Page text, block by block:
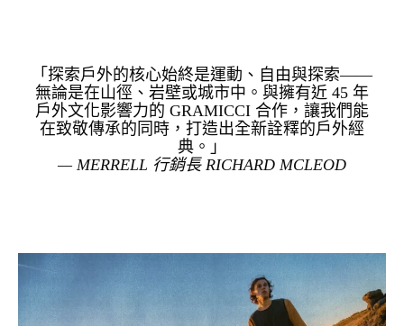
「探索戶外的核心始終是運動、自由與探索——
無論是在山徑、岩壁或城市中。與擁有近 45 年
戶外文化影響力的 GRAMICCI 合作，讓我們能
在致敬傳承的同時，打造出全新詮釋的戶外經
典。」
— MERRELL 行銷長 RICHARD MCLEOD